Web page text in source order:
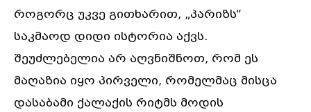
როგორც უკვე გითხარით, „პარიზს“
საკმაოდ დიდი ისტორია აქვს.
შეუძლებელია არ აღვნიშნოთ, რომ ეს
მაღაზია იყო პირველი, რომელმაც მისცა
დასაბამი ქალაქის რიტმს მოდის